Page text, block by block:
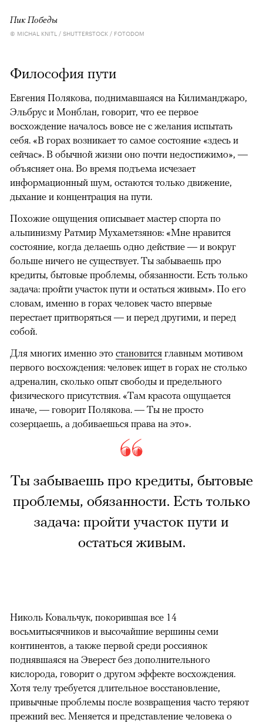
Пик Победы
© MICHAL KNITL / SHUTTERSTOCK / FOTODOM
Философия пути
Евгения Полякова, поднимавшаяся на Килиманджаро,
Эльбрус и Монблан, говорит, что ее первое
восхождение началось вовсе не с желания испытать
себя. «В горах возникает то самое состояние «здесь и
сейчас». В обычной жизни оно почти недостижимо», —
объясняет она. Во время подъема исчезает
информационный шум, остаются только движение,
дыхание и концентрация на пути.
Похожие ощущения описывает мастер спорта по
альпинизму Ратмир Мухаметзянов: «Мне нравится
состояние, когда делаешь одно действие — и вокруг
больше ничего не существует. Ты забываешь про
кредиты, бытовые проблемы, обязанности. Есть только
задача: пройти участок пути и остаться живым». По его
словам, именно в горах человек часто впервые
перестает притворяться — и перед другими, и перед
собой.
Для многих именно это становится главным мотивом
первого восхождения: человек ищет в горах не столько
адреналин, сколько опыт свободы и предельного
физического присутствия. «Там красота ощущается
иначе, — говорит Полякова. — Ты не просто
созерцаешь, а добиваешься права на это».
Ты забываешь про кредиты, бытовые
проблемы, обязанности. Есть только
задача: пройти участок пути и
остаться живым.
Николь Ковальчук, покорившая все 14
восьмитысячников и высочайшие вершины семи
континентов, а также первой среди россиянок
поднявшаяся на Эверест без дополнительного
кислорода, говорит о другом эффекте восхождения.
Хотя телу требуется длительное восстановление,
привычные проблемы после возвращения часто теряют
прежний вес. Меняется и представление человека о